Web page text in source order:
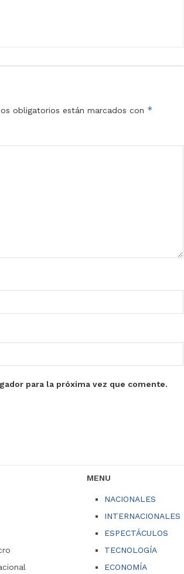
obligatorios están marcados con *
para la próxima vez que comente.
MENU
NACIONALES
INTERNACIONALES
ESPECTÁCULOS
TECNOLOGÍA
ECONOMÍA